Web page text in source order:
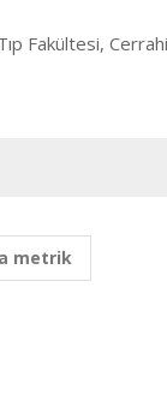
Fakültesi,
metrik